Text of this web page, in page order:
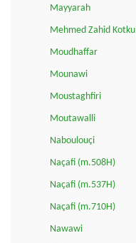
Mayyarah
Mehmed Zahid Kotku
Moudhaffar
Mounawi
Moustaghfiri
Moutawalli
Naboulouçi
Naçafi (m.508H)
Naçafi (m.537H)
Naçafi (m.710H)
Nawawi